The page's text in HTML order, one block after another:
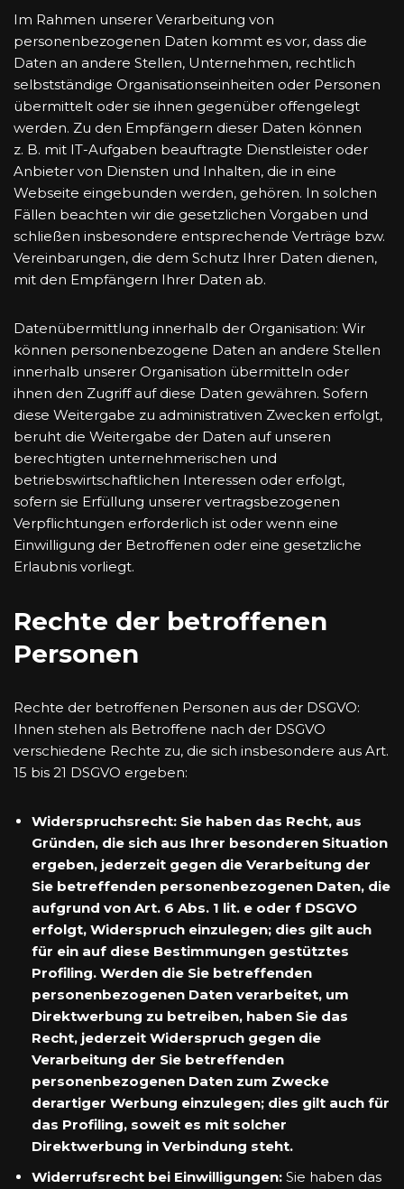
Im Rahmen unserer Verarbeitung von
personenbezogenen Daten kommt es vor, dass die
Daten an andere Stellen, Unternehmen, rechtlich
selbstständige Organisationseinheiten oder Personen
übermittelt oder sie ihnen gegenüber offengelegt
werden. Zu den Empfängern dieser Daten können
z. B. mit IT-Aufgaben beauftragte Dienstleister oder
Anbieter von Diensten und Inhalten, die in eine
Webseite eingebunden werden, gehören. In solchen
Fällen beachten wir die gesetzlichen Vorgaben und
schließen insbesondere entsprechende Verträge bzw.
Vereinbarungen, die dem Schutz Ihrer Daten dienen,
mit den Empfängern Ihrer Daten ab.
Datenübermittlung innerhalb der Organisation: Wir
können personenbezogene Daten an andere Stellen
innerhalb unserer Organisation übermitteln oder
ihnen den Zugriff auf diese Daten gewähren. Sofern
diese Weitergabe zu administrativen Zwecken erfolgt,
beruht die Weitergabe der Daten auf unseren
berechtigten unternehmerischen und
betriebswirtschaftlichen Interessen oder erfolgt,
sofern sie Erfüllung unserer vertragsbezogenen
Verpflichtungen erforderlich ist oder wenn eine
Einwilligung der Betroffenen oder eine gesetzliche
Erlaubnis vorliegt.
Rechte der betroffenen
Personen
Rechte der betroffenen Personen aus der DSGVO:
Ihnen stehen als Betroffene nach der DSGVO
verschiedene Rechte zu, die sich insbesondere aus Art.
15 bis 21 DSGVO ergeben:
Widerspruchsrecht: Sie haben das Recht, aus
Gründen, die sich aus Ihrer besonderen Situation
ergeben, jederzeit gegen die Verarbeitung der
Sie betreffenden personenbezogenen Daten, die
aufgrund von Art. 6 Abs. 1 lit. e oder f DSGVO
erfolgt, Widerspruch einzulegen; dies gilt auch
für ein auf diese Bestimmungen gestütztes
Profiling. Werden die Sie betreffenden
personenbezogenen Daten verarbeitet, um
Direktwerbung zu betreiben, haben Sie das
Recht, jederzeit Widerspruch gegen die
Verarbeitung der Sie betreffenden
personenbezogenen Daten zum Zwecke
derartiger Werbung einzulegen; dies gilt auch für
das Profiling, soweit es mit solcher
Direktwerbung in Verbindung steht.
Widerrufsrecht bei Einwilligungen: Sie haben das